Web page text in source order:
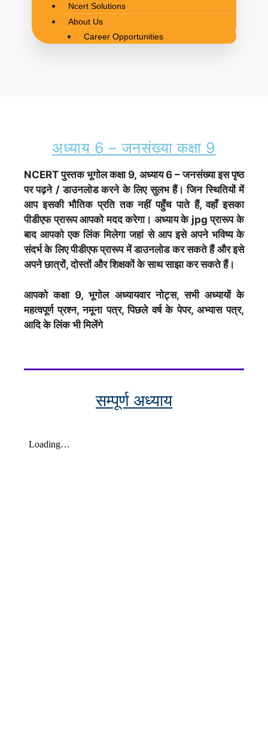
Ncert Solutions
About Us
Career Opportunities
अध्याय 6 – जनसंख्या कक्षा 9
NCERT पुस्तक भूगोल कक्षा 9, अध्याय 6 – जनसंख्या इस पृष्ठ
पर पढ़ने / डाउनलोड करने के लिए सुलभ हैं। जिन स्थितियों में
आप इसकी भौतिक प्रति तक नहीं पहुँच पाते हैं, वहाँ इसका
पीडीएफ प्रारूप आपको मदद करेगा। अध्याय के jpg प्रारूप के
बाद आपको एक लिंक मिलेगा जहां से आप इसे अपने भविष्य के
संदर्भ के लिए पीडीएफ प्रारूप में डाउनलोड कर सकते हैं और इसे
अपने छात्रों, दोस्तों और शिक्षकों के साथ साझा कर सकते हैं।
आपको कक्षा 9, भूगोल अध्यायवार नोट्स, सभी अध्यायों के
महत्वपूर्ण प्रश्न, नमूना पत्र, पिछले वर्ष के पेपर, अभ्यास पत्र,
आदि के लिंक भी मिलेंगे
सम्पूर्ण अध्याय